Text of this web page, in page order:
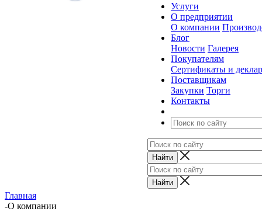
Услуги
О предприятии
О компании
Блог
Новости Галерея
Покупателям
Сертификаты и
Поставщикам
Закупки Торги
Контакты
Главная
-О компании